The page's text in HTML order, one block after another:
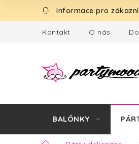
Kontakt O nás
BALÓNKY